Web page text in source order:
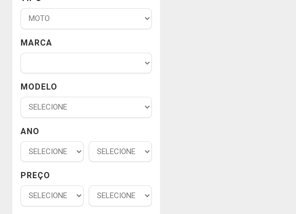
MARCA
MODELO
ANO
PREÇO